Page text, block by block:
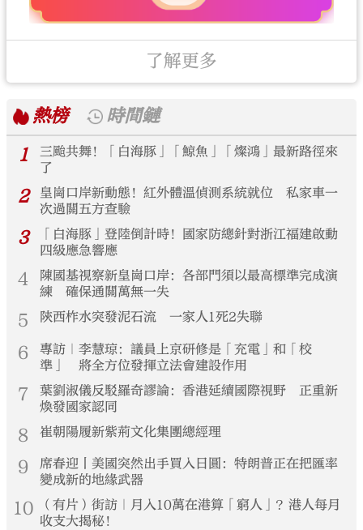
了解更多
熱榜
時間鏈
1
三颱共舞！「白海豚」「鯨魚」「燦鴻」最新路徑來
了
2
皇崗口岸新動態！紅外體溫偵測系統就位 私家車一
次過關五方查驗
3
「白海豚」登陸倒計時！國家防總針對浙江福建啟動
四級應急響應
4
陳國基視察新皇崗口岸：各部門須以最高標準完成演
練 確保通關萬無一失
5 陝西柞水突發泥石流 一家人1死2失聯
6
專訪｜李慧琼：議員上京研修是「充電」和「校
準」 將全方位發揮立法會建設作用
7
葉劉淑儀反駁羅奇謬論：香港延續國際視野 正重新
煥發國家認同
8 崔朝陽履新紫荊文化集團總經理
9
席春迎丨美國突然出手買入日圓：特朗普正在把匯率
變成新的地緣武器
10
（有片）街訪｜月入10萬在港算「窮人」？港人每月
收支大揭秘！